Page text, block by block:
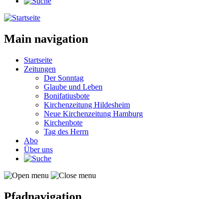
Main navigation
Startseite
Zeitungen
Der Sonntag
Glaube und Leben
Bonifatiusbote
Kirchenzeitung Hildesheim
Neue Kirchenzeitung Hamburg
Kirchenbote
Tag des Herrn
Abo
Über uns
Pfadnavigation